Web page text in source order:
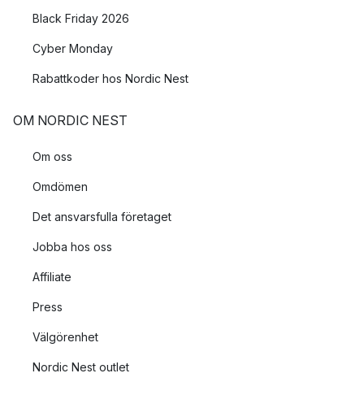
Black Friday 2026
Cyber Monday
Rabattkoder hos Nordic Nest
OM NORDIC NEST
Om oss
Omdömen
Det ansvarsfulla företaget
Jobba hos oss
Affiliate
Press
Välgörenhet
Nordic Nest outlet